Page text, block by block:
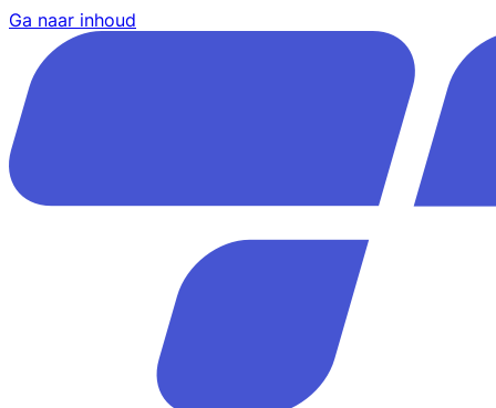
Ga naar inhoud